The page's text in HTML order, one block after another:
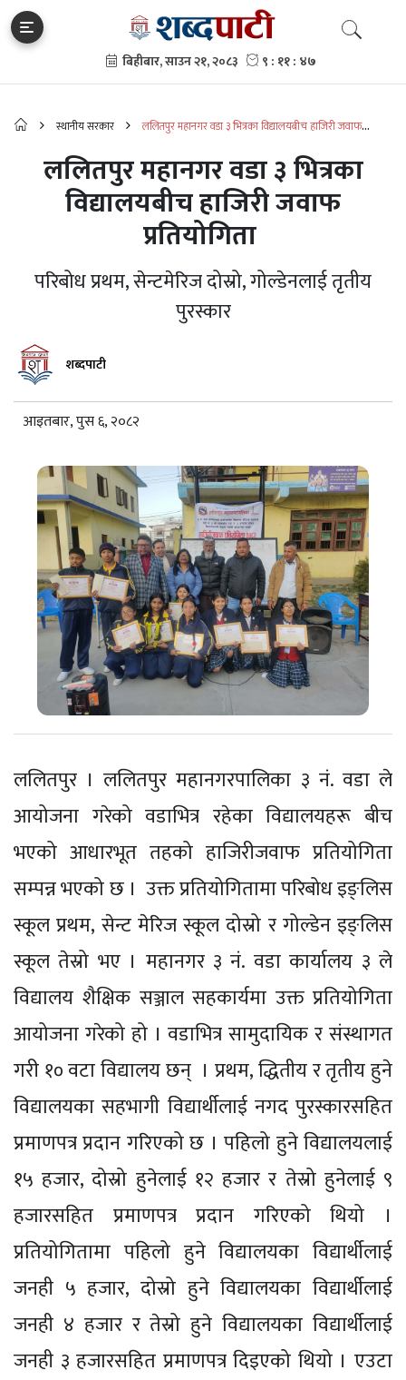
स्थानीय सरकार
ललितपुर महानगर वडा ३ भित्रका विद्यालयबीच हाजिरी जवाफ
ललितपुर महानगर वडा ३ भित्रका
विद्यालयबीच हाजिरी जवाफ
प्रतियोगिता
परिबोध प्रथम, सेन्टमेरिज दोस्रो, गोल्डेनलाई तृतीय
पुरस्कार
शब्दपाटी
आइतबार, पुस ६, २०८२
ललितपुर । ललितपुर महानगरपालिका ३ नं. वडा ले
आयोजना गरेको वडाभित्र रहेका विद्यालयहरू बीच
भएको आधारभूत तहको हाजिरीजवाफ प्रतियोगिता
सम्पन्न भएको छ । उक्त प्रतियोगितामा परिबोध इङ्लिस
स्कूल प्रथम, सेन्ट मेरिज स्कूल दोस्रो र गोल्डेन इङ्लिस
स्कूल तेस्रो भए । महानगर ३ नं. वडा कार्यालय ३ ले
विद्यालय शैक्षिक सञ्जाल सहकार्यमा उक्त प्रतियोगिता
आयोजना गरेको हो । वडाभित्र सामुदायिक र संस्थागत
गरी १० वटा विद्यालय छन् । प्रथम, द्धितीय र तृतीय हुने
विद्यालयका सहभागी विद्यार्थीलाई नगद पुरस्कारसहित
प्रमाणपत्र प्रदान गरिएको छ । पहिलो हुने विद्यालयलाई
१५ हजार, दोस्रो हुनेलाई १२ हजार र तेस्रो हुनेलाई ९
हजारसहित प्रमाणपत्र प्रदान गरिएको थियो ।
प्रतियोगितामा पहिलो हुने विद्यालयका विद्यार्थीलाई
जनही ५ हजार, दोस्रो हुने विद्यालयका विद्यार्थीलाई
जनही ४ हजार र तेस्रो हुने विद्यालयका विद्यार्थीलाई
जनही ३ हजारसहित प्रमाणपत्र दिइएको थियो । एउटा